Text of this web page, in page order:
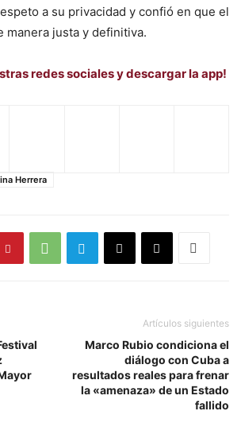
a su privacidad y confió en que el
manera justa y definitiva.
redes sociales y descargar la app!
Herrera
Artículos siguientes
Marco Rubio condiciona el
diálogo con Cuba a
resultados reales para frenar
la «amenaza» de un Estado
fallido